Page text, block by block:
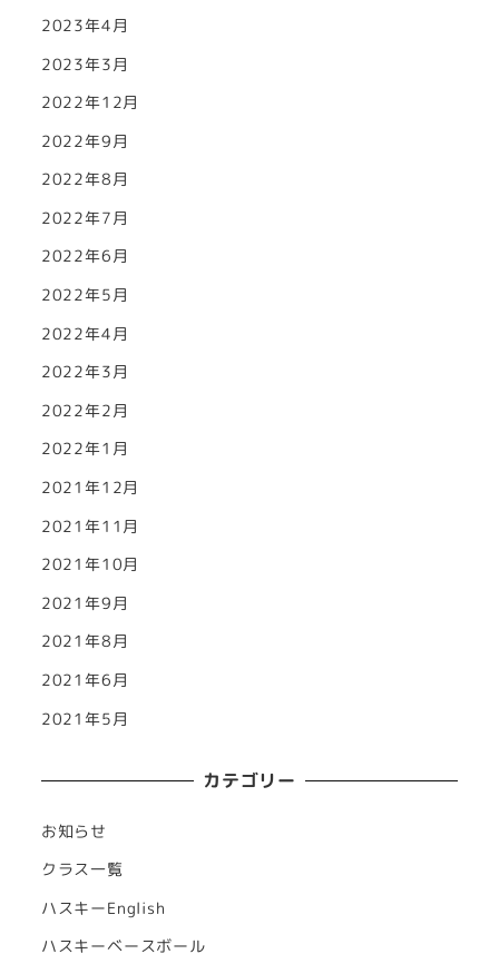
2023年4月
2023年3月
2022年12月
2022年9月
2022年8月
2022年7月
2022年6月
2022年5月
2022年4月
2022年3月
2022年2月
2022年1月
2021年12月
2021年11月
2021年10月
2021年9月
2021年8月
2021年6月
2021年5月
カテゴリー
お知らせ
クラス一覧
ハスキーEnglish
ハスキーベースボール